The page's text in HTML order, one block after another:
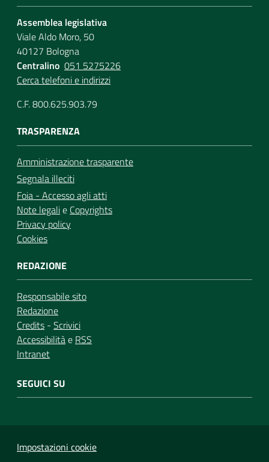
Argomenti
Per i media
Per i cittadini
Assemblea legislativa
Viale Aldo Moro, 50
40127 Bologna
Centralino 051 5275226
Cerca telefoni e indirizzi
C.F. 800.625.903.79
TRASPARENZA
Amministrazione trasparente
Segnala illeciti
Foia - Accesso agli atti
Note legalie Copyrights
Privacy policy
Cookies
REDAZIONE
Responsabile sito
Redazione
Credits - Scrivici
Accessibilitàe RSS
Intranet
SEGUICI SU
Impostazioni cookie